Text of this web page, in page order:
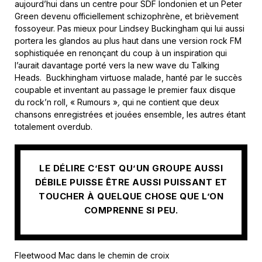
aujourd’hui dans un centre pour SDF londonien et un Peter
Green devenu officiellement schizophrène, et brièvement
fossoyeur. Pas mieux pour Lindsey Buckingham qui lui aussi
portera les glandos au plus haut dans une version rock FM
sophistiquée en renonçant du coup à un inspiration qui
l’aurait davantage porté vers la new wave du Talking
Heads. Buckhingham virtuose malade, hanté par le succès
coupable et inventant au passage le premier faux disque
du rock’n roll, « Rumours », qui ne contient que deux
chansons enregistrées et jouées ensemble, les autres étant
totalement overdub.
LE DÉLIRE C’EST QU’UN GROUPE AUSSI
DÉBILE PUISSE ÊTRE AUSSI PUISSANT ET
TOUCHER À QUELQUE CHOSE QUE L’ON
COMPRENNE SI PEU.
Fleetwood Mac dans le chemin de croix